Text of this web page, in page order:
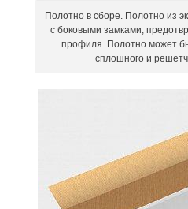
Полотно в сборе. Полотно из
с боковыми замками,
профиля. Полотно может
сплошного и